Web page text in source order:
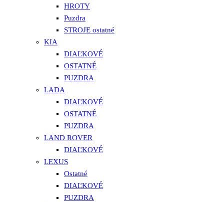
HROTY
Puzdra
STROJE ostatné
KIA
DIAĽKOVÉ
OSTATNÉ
PUZDRA
LADA
DIAĽKOVÉ
OSTATNÉ
PUZDRA
LAND ROVER
DIAĽKOVÉ
LEXUS
Ostatné
DIAĽKOVÉ
PUZDRA